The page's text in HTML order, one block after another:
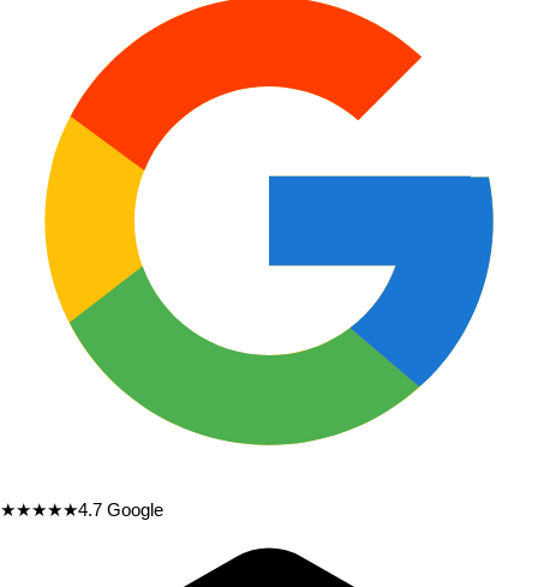
★★★★★4.7 Google